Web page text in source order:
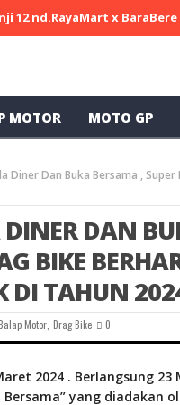
12 nd.RayaMart x
MOTOR MOTO GP
Diner Dan Buka Bersama ,
DAN
BIKE
DI TAHUN
Motor Drag Bike 0
2024 . Berlangsung
Bersama” yang diadakan